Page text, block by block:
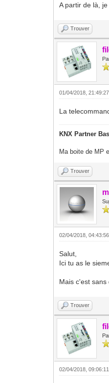
A partir de là,
Trouver
01/04/2018, 21:49:27
La
KNX Partner
Ma boite de MP
Trouver
02/04/2018, 04:43:56
Salut,
Ici tu as le
Mais c'est
Trouver
02/04/2018, 09:06:11